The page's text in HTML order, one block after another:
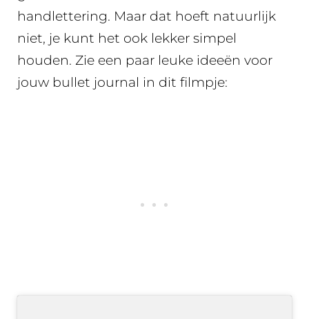
handlettering. Maar dat hoeft natuurlijk
niet, je kunt het ook lekker simpel
houden. Zie een paar leuke ideeën voor
jouw bullet journal in dit filmpje: